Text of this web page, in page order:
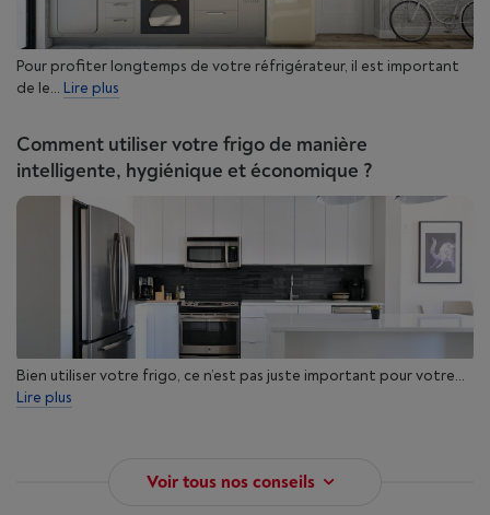
Pour profiter longtemps de votre réfrigérateur, il est important
de le... Lire plus
Comment utiliser votre frigo de manière
intelligente, hygiénique et économique ?
Bien utiliser votre frigo, ce n’est pas juste important pour votre...
Lire plus
Voir tous nos conseils